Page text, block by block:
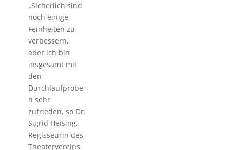
„Sicherlich sind
noch einige
Feinheiten zu
verbessern,
aber ich bin
insgesamt mit
den
Durchlaufprobe
n sehr
zufrieden, so Dr.
Sigrid Heising,
Regisseurin des
Theatervereins.